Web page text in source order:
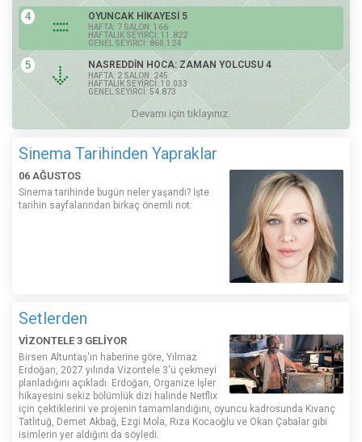
4 OYUNCAK HİKAYESİ 5
HAFTA: 7 SALON: 166
HAFTALIK SEYİRCİ: 11.822
GENEL SEYİRCİ: 860.124
5 NASREDDİN HOCA: ZAMAN YOLCUSU 4
HAFTA: 2 SALON: 245
HAFTALIK SEYİRCİ: 10.033
GENEL SEYİRCİ: 54.873
Devamı için tıklayınız.
Sinema Tarihinden Yapraklar
06 AĞUSTOS
Sinema tarihinde bugün neler yaşandı? İşte
tarihin sayfalarından birkaç önemli not:
Setlerden
VİZONTELE 3 GELİYOR
Birsen Altuntaş'ın haberine göre, Yılmaz
Erdoğan, 2027 yılında Vizontele 3'ü çekmeyi
planladığını açıkladı. Erdoğan, Organize İşler
hikayesini sekiz bölümlük dizi halinde Netflix
için çektiklerini ve projenin tamamlandığını, oyuncu kadrosunda Kıvanç
Tatlıtuğ, Demet Akbağ, Ezgi Mola, Rıza Kocaoğlu ve Okan Çabalar gibi
isimlerin yer aldığını da söyledi.